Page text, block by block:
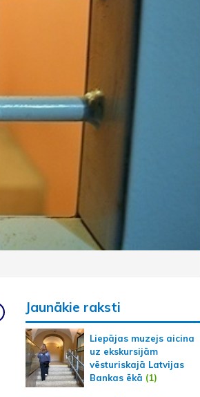
Jaunākie raksti
Liepājas muzejs aicina
uz ekskursijām
vēsturiskajā Latvijas
Bankas ēkā (1)